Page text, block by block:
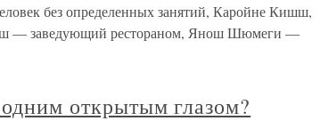
без определенных занятий, Каройне Кишш,
— заведующий рестораном, Янош Шюмеги —
открытым глазом?